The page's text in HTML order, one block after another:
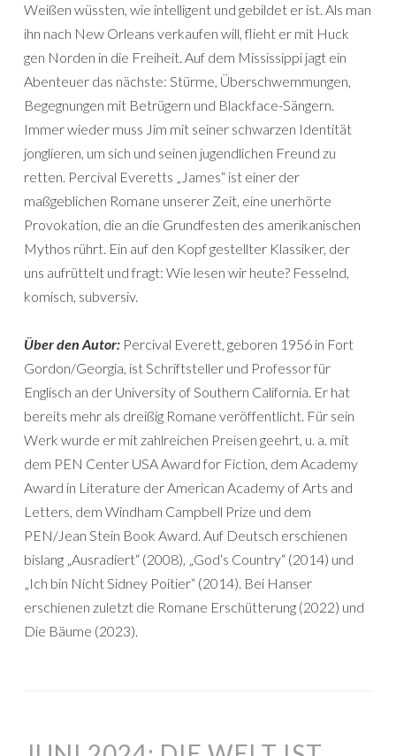
Weißen wüssten, wie intelligent und gebildet er ist. Als man
ihn nach New Orleans verkaufen will, flieht er mit Huck
gen Norden in die Freiheit. Auf dem Mississippi jagt ein
Abenteuer das nächste: Stürme, Überschwemmungen,
Begegnungen mit Betrügern und Blackface-Sängern.
Immer wieder muss Jim mit seiner schwarzen Identität
jonglieren, um sich und seinen jugendlichen Freund zu
retten. Percival Everetts „James“ ist einer der
maßgeblichen Romane unserer Zeit, eine unerhörte
Provokation, die an die Grundfesten des amerikanischen
Mythos rührt. Ein auf den Kopf gestellter Klassiker, der
uns aufrüttelt und fragt: Wie lesen wir heute? Fesselnd,
komisch, subversiv.
Über den Autor: Percival Everett, geboren 1956 in Fort
Gordon/Georgia, ist Schriftsteller und Professor für
Englisch an der University of Southern California. Er hat
bereits mehr als dreißig Romane veröffentlicht. Für sein
Werk wurde er mit zahlreichen Preisen geehrt, u. a. mit
dem PEN Center USA Award for Fiction, dem Academy
Award in Literature der American Academy of Arts and
Letters, dem Windham Campbell Prize und dem
PEN/Jean Stein Book Award. Auf Deutsch erschienen
bislang „Ausradiert“ (2008), „God‘s Country“ (2014) und
„Ich bin Nicht Sidney Poitier“ (2014). Bei Hanser
erschienen zuletzt die Romane Erschütterung (2022) und
Die Bäume (2023).